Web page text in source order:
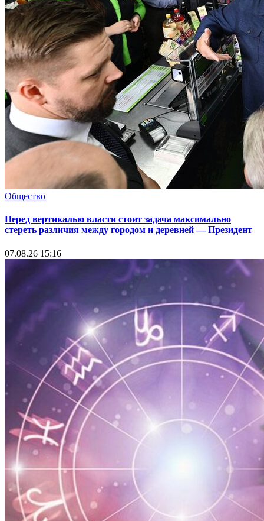
Общество
Перед вертикалью власти стоит задача максимально
стереть различия между городом и деревней — Президент
07.08.26 15:16